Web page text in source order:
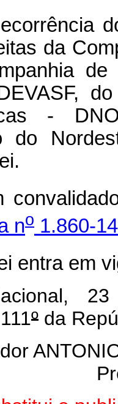
da
-
do
no 1.860-
entra em
º da